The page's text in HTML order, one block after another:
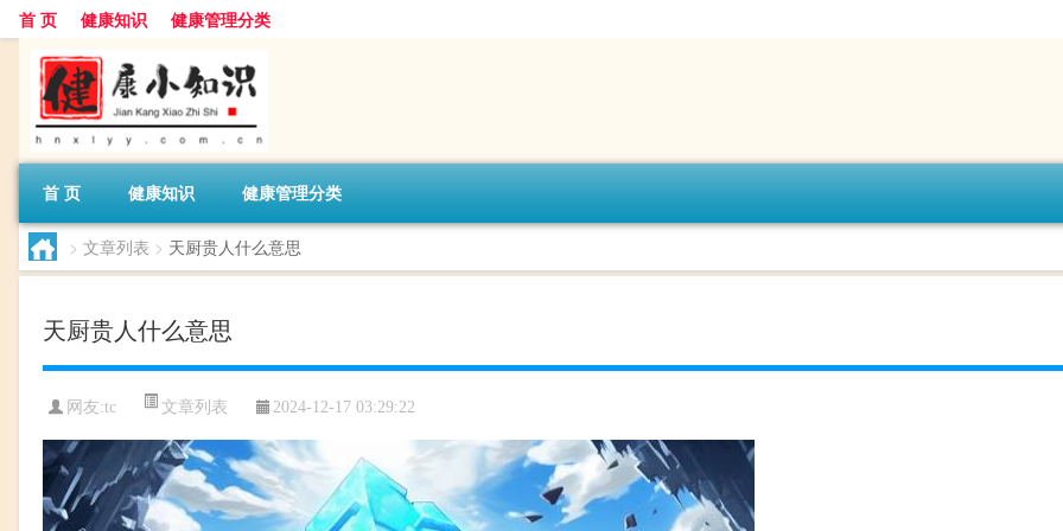
首 页 健康知识 健康管理分类
首 页 健康知识 健康管理分类
> 文章列表 > 天厨贵人什么意思
天厨贵人什么意思
网友:tc 文章列表 2024-12-17 03:29:22